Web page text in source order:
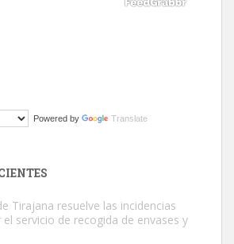
a llevar a Los Gatos callejeros de la zona los
Powered by Translate
Tirajana resuelve las incidencias
servicio de recogida de envases y